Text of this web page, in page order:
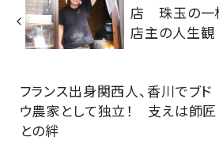
店 珠玉の一
店主の人生観
フランス出身関西人、香川でブド
ウ農家として独立！ 支えは師匠
との絆